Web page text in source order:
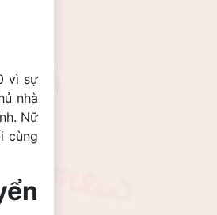
vì sự
nhà
Nữ
cùng